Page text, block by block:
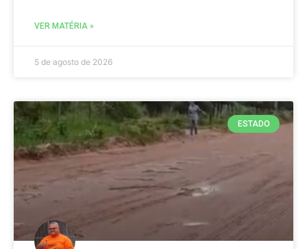
VER MATÉRIA »
5 de agosto de 2026
ESTADO